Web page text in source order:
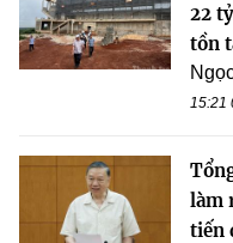
22
tồn
15:21
làm
tiến